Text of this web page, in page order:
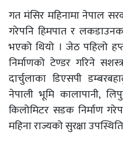
गत मंसिर महिनामा नेपाल
गरेपनि हिमपात र
भएको थियो । जेठ पहिलो
निर्माणको टेण्डर गरिने
दार्चुलाका डिएसपी
नेपाली भूमि कालापानी,
किलोमिटर सडक निर्माण
महिना राज्यको सुरक्षा